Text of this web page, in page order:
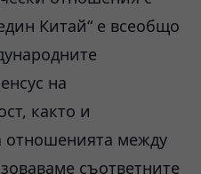
Китай“ е всеобщо
на
както и
отношенията между
съответните